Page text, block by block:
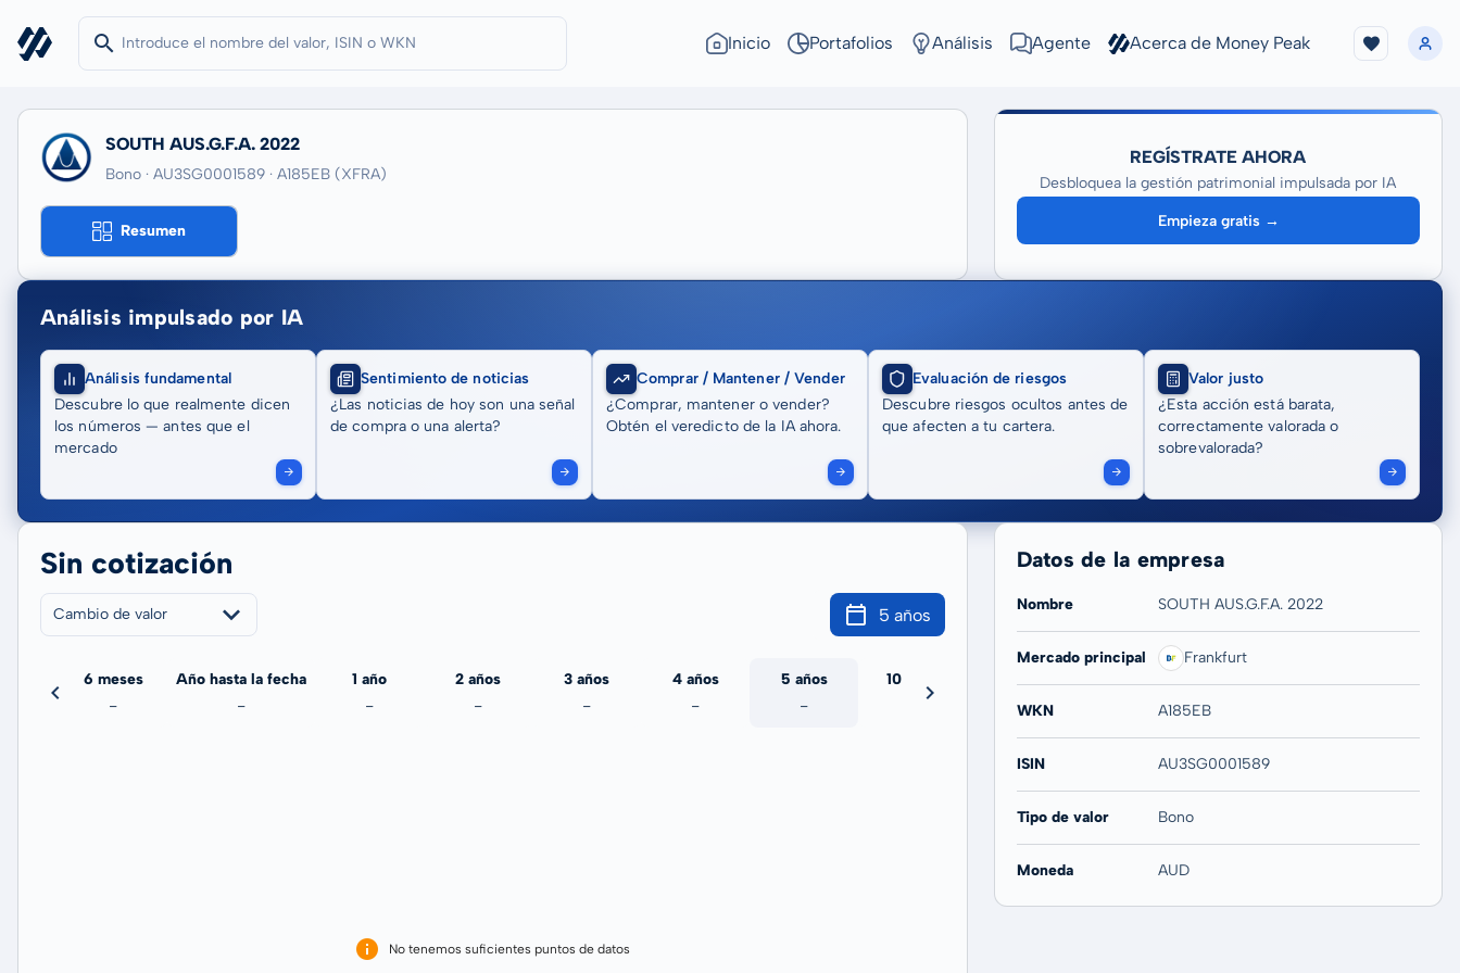
Inicio Portafolios Análisis Agente Acerca de Money Peak
SOUTH AUS.G.F.A. 2022
Bono · AU3SG0001589 · A185EB (XFRA)
Resumen
REGÍSTRATE AHORA
Desbloquea la gestión patrimonial impulsada por IA
Empieza gratis →
Análisis impulsado por IA
Análisis fundamental
Descubre lo que realmente dicen
los números — antes que el
mercado
Sentimiento de noticias
¿Las noticias de hoy son una señal
de compra o una alerta?
Comprar / Mantener / Vender
¿Comprar, mantener o vender?
Obtén el veredicto de la IA ahora.
Evaluación de riesgos
Descubre riesgos ocultos antes de
que afecten a tu cartera.
Valor justo
¿Esta acción está barata,
correctamente valorada o
sobrevalorada?
Sin cotización
Cambio de valor 5 años
6 meses
-
Año hasta la fecha
-
1 año
-
2 años
-
3 años
-
4 años
-
5 años
-
10 años
-
No tenemos suficientes puntos de datos
Datos de la empresa
Nombre SOUTH AUS.G.F.A. 2022
Mercado principal Frankfurt
WKN A185EB
ISIN AU3SG0001589
Tipo de valor Bono
Moneda AUD